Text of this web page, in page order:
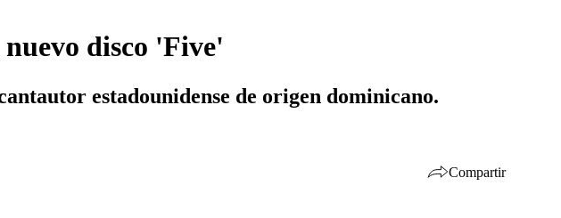
nuevo disco 'Five'
estadounidense de origen dominicano.
Compartir